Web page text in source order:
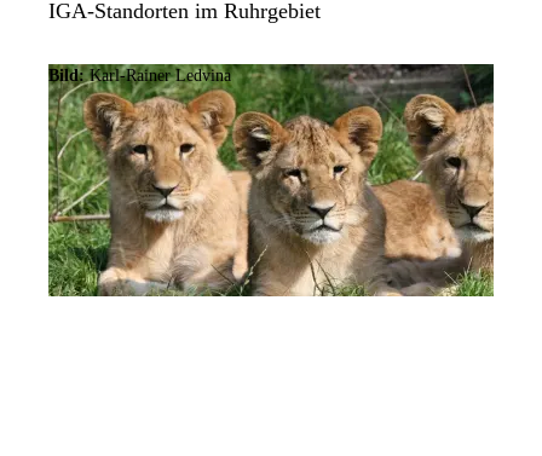
IGA-Standorten im Ruhrgebiet
Bild: Karl-Rainer Ledvina